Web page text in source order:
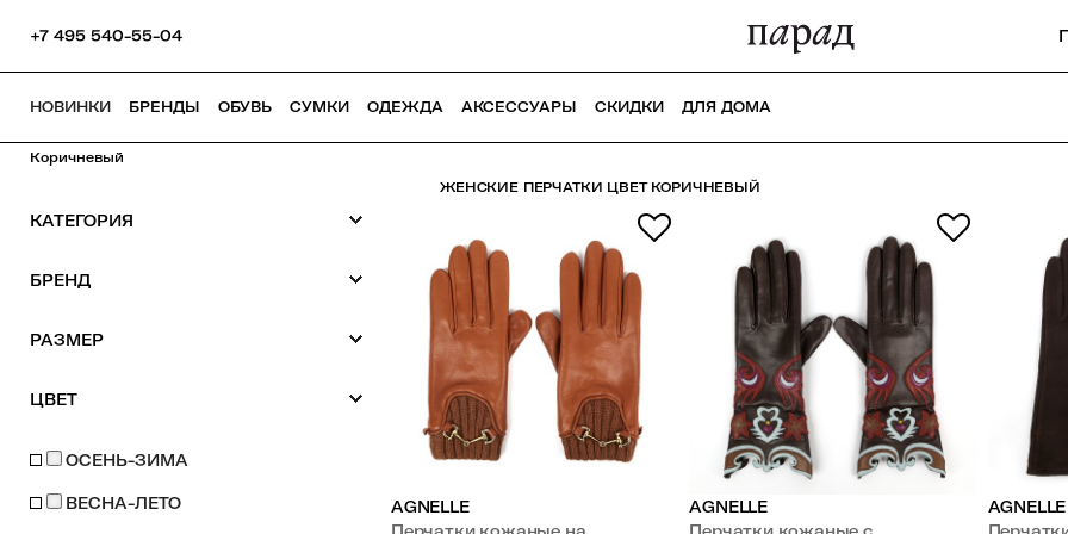
+7 495 540-55-04
НОВИНКИ БРЕНДЫ ОБУВЬ СУМКИ ОДЕЖДА АКСЕССУАРЫ СКИДКИ ДЛЯ ДОМА
Коричневый
ЖЕНСКИЕ ПЕРЧАТКИ ЦВЕТ КОРИЧНЕВЫЙ
КАТЕГОРИЯ
БРЕНД
РАЗМЕР
ЦВЕТ
ОСЕНЬ-ЗИМА
ВЕСНА-ЛЕТО
AGNELLE
AGNELLE
AGNELLE